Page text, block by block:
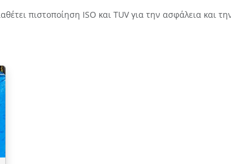
πιστοποίηση ISO και TUV για την ασφάλεια και